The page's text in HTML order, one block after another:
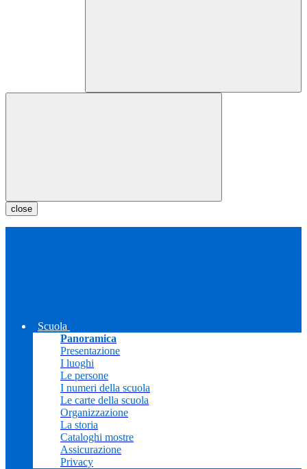
close
Scuola
Panoramica
Presentazione
I luoghi
Le persone
I numeri della scuola
Le carte della scuola
Organizzazione
La storia
Cataloghi mostre
Assicurazione
Privacy